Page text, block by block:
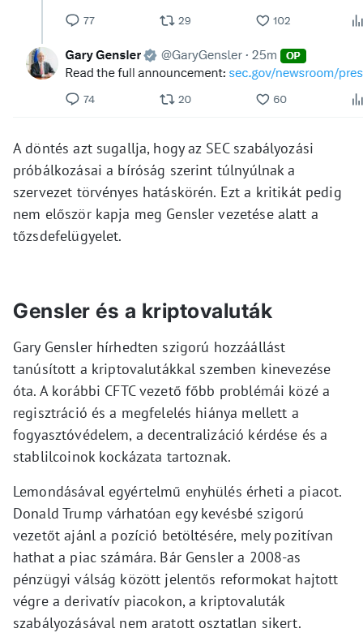
A döntés azt sugallja, hogy az SEC szabályozási
próbálkozásai a bíróság szerint túlnyúlnak a
szervezet törvényes hatáskörén. Ezt a kritikát pedig
nem először kapja meg Gensler vezetése alatt a
tőzsdefelügyelet.
Gensler és a kriptovaluták
Gary Gensler hírhedten szigorú hozzáállást
tanúsított a kriptovalutákkal szemben kinevezése
óta. A korábbi CFTC vezető főbb problémái közé a
regisztráció és a megfelelés hiánya mellett a
fogyasztóvédelem, a decentralizáció kérdése és a
stablilcoinok kockázata tartoznak.
Lemondásával egyértelmű enyhülés érheti a piacot.
Donald Trump várhatóan egy kevésbé szigorú
vezetőt ajánl a pozíció betöltésére, mely pozitívan
hathat a piac számára. Bár Gensler a 2008-as
pénzügyi válság között jelentős reformokat hajtott
végre a derivatív piacokon, a kriptovaluták
szabályozásával nem aratott osztatlan sikert.